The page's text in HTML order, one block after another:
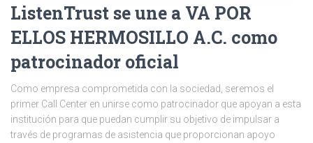
ListenTrust se une a VA POR
ELLOS HERMOSILLO A.C. como
patrocinador oficial
Como empresa comprometida con la sociedad, seremos el
primer Call Center en unirse como patrocinador que apoyan a esta
institución para que puedan cumplir su objetivo de impulsar a
través de programas de asistencia que proporcionan apoyo